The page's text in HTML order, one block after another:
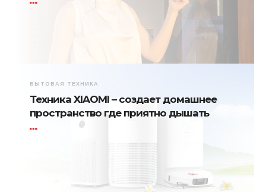
БЫТОВАЯ ТЕХНИКА
Техника XIAOMI – создает домашнее
пространство где приятно дышать